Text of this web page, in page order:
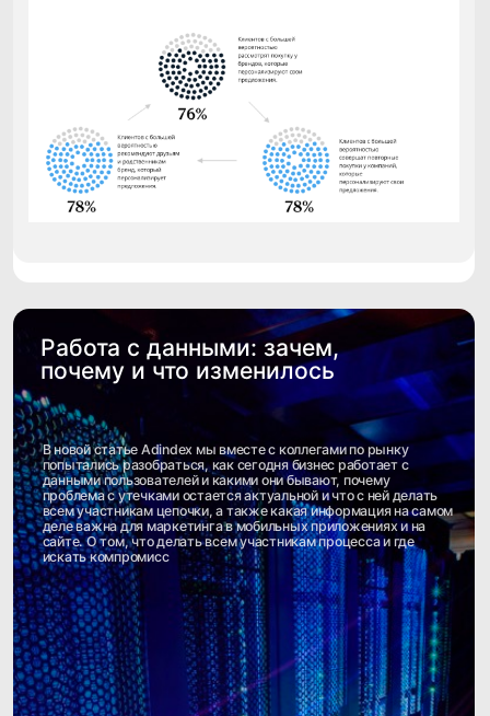
Посмотрите, как
компании используют
CDP CleverData Join
Объединение данных клиентов
в экосистеме для топ-3 банка
России
Холдинг снизил затраты на
идентификацию клиентов.
Сотрудники отдела маркетинга